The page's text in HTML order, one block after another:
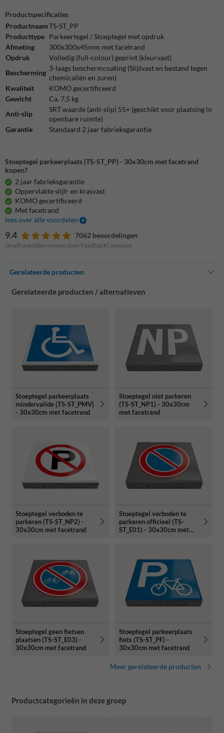
Productspecificaties
ProductnaamTS-ST_PP
Producttype Parkeertegel / Stoeptegel met opdruk
Afmeting
300x300x45mm met facetrand
Opdruk
Volledig (full-colour) geprint (kleurvast)
Bescherming
3-laags beschermcoating (Slijtvast en bestand tegen
chemicaliën en zuren)
Kwaliteit
KOMO gecertificeerd
Gewicht
Ca. 7,5 kg
Anti-slip
SRT waarde (anti-slip) 55+ (geschikt voor plaatsing in
openbare ruimte)
Garantie
Standaard 2 jaar fabrieksgarantie
Stoeptegel parkeerplaats (TS-ST_PP) - 30x30cm met facetrand
kopen?
2 jaar fabrieksgarantie
Oppervlakte slijt- en krasvast
KOMO gecertificeerd
Met facetrand
lees over alle voordelen
9.4 7062 beoordelingen
Onafhankelijke reviews door FeedbackCompany
Gerelateerde producten
Gerelateerde producten / alternatieven
Stoeptegel parkeerplaats
mindervalide (TS-ST_PMV)
- 30x30cm met facetrand
Stoeptegel niet parkeren
(TS-ST_NP1) - 30x30cm
met facetrand
Stoeptegel verboden te
parkeren (TS-ST_NP2) -
30x30cm met facetrand
Stoeptegel verboden te
parkeren officieel (TS-
ST_E01) - 30x30cm met
Stoeptegel geen fietsen
plaatsen (TS-ST_E03) -
30x30cm met facetrand
Stoeptegel parkeerplaats
fiets (TS-ST_PF) -
30x30cm met facetrand
Meer gerelateerde producten
Productcategorieën in deze groep